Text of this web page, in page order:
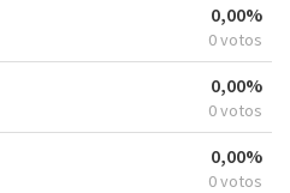
0,00%
0 votos
0,00%
0 votos
0,00%
0 votos